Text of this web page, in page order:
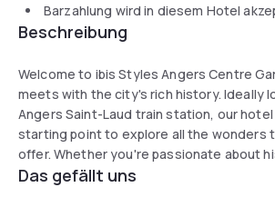
Barzahlung wird in diesem Hotel
Beschreibung
Welcome to ibis Styles Angers Centre
meets with the city's rich history. Ideally
Angers Saint-Laud train station, our
starting point to explore all the wonders
offer. Whether you're passionate about
food, you'll find a multitude of activities
Das gefällt uns